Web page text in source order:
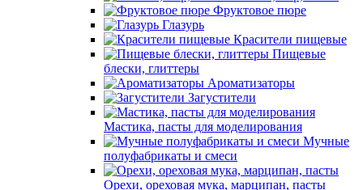
Фруктовое пюре
Глазурь
Красители пищевые
Пищевые
блески, глиттеры
Ароматизаторы
Загустители
Мастика, пасты для моделирования
Мучные
полуфабрикаты и смеси
Орехи, ореховая мука, марципан, пасты